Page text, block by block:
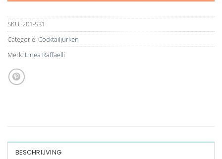
SKU: 201-531
Categorie: Cocktailjurken
Merk: Linea Raffaelli
BESCHRIJVING